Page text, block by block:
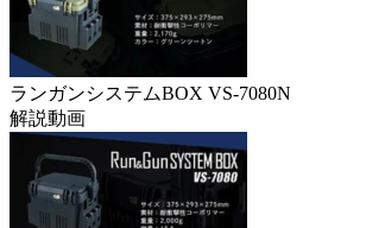
ランガンシステムBOX VS-7080N
解説動画